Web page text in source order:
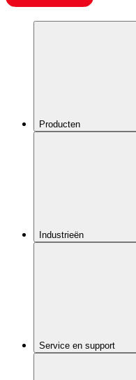
Producten
Industrieën
Service en support